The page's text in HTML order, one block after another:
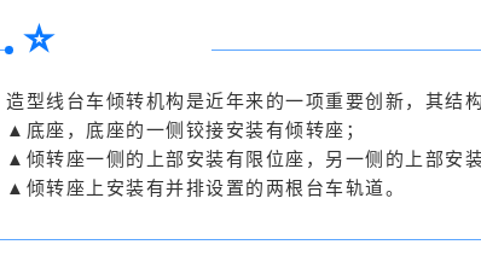
⭐
造型线台车倾转机构是近年来的一项重要创新，其结构
▲底座，底座的一侧铰接安装有倾转座；
▲倾转座一侧的上部安装有限位座，另一侧的上部安
▲倾转座上安装有并排设置的两根台车轨道。